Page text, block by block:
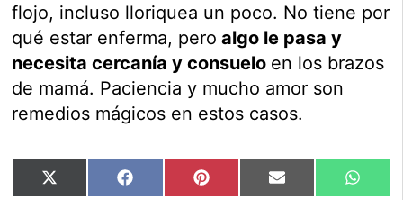
flojo, incluso lloriquea un poco. No tiene por
qué estar enferma, pero algo le pasa y
necesita cercanía y consuelo en los brazos
de mamá. Paciencia y mucho amor son
remedios mágicos en estos casos.
Compartir
en
X
(Twitter)
Compartir
en
Facebook Compartir
en
Pinterest Compartir
en
Email
en